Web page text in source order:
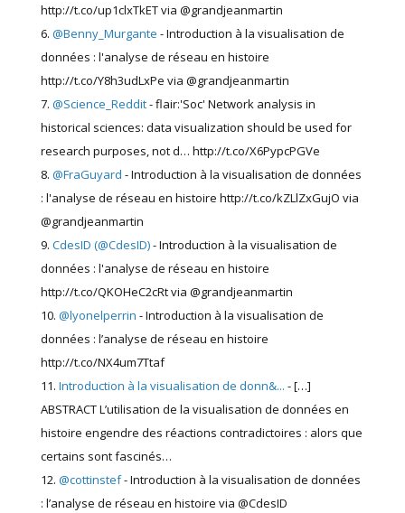
http://t.co/up1clxTkET via @grandjeanmartin
@Benny_Murgante - Introduction à la visualisation de
données : l'analyse de réseau en histoire
http://t.co/Y8h3udLxPe via @grandjeanmartin
@Science_Reddit- flair:'Soc' Network analysis in
historical sciences: data visualization should be used for
research purposes, not d… http://t.co/X6PypcPGVe
@FraGuyard - Introduction à la visualisation de données
: l'analyse de réseau en histoire http://t.co/kZLlZxGujO via
@grandjeanmartin
CdesID (@CdesID)- Introduction à la visualisation de
données : l'analyse de réseau en histoire
http://t.co/QKOHeC2cRt via @grandjeanmartin
@lyonelperrin - Introduction à la visualisation de
données : l’analyse de réseau en histoire
http://t.co/NX4um7Ttaf
Introduction à la visualisation de donn&... - […]
ABSTRACT L’utilisation de la visualisation de données en
histoire engendre des réactions contradictoires : alors que
certains sont fascinés…
@cottinstef- Introduction à la visualisation de données
: l’analyse de réseau en histoire via @CdesID